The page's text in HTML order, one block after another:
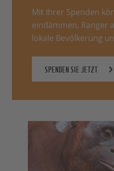
Mit Ihrer Spenden
eindämmen, Ranger
lokale Bevölkerung
SPENDEN SIE JETZT